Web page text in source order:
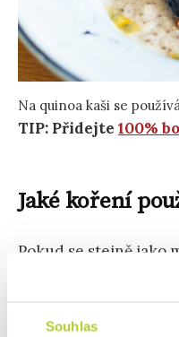
Souhlas
Na quinoa kaši se
TIP: Přidejte 100%
Jaké koření
Pokud se stejně jako
cukr místo